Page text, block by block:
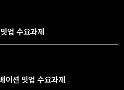
업 수요과제
이션 밋업 수요과제